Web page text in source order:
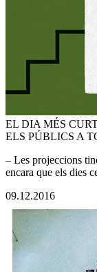
EL DIA MÉS
ELS PÚBLICS A
– Les projeccions
encara que els dies
09.12.2016